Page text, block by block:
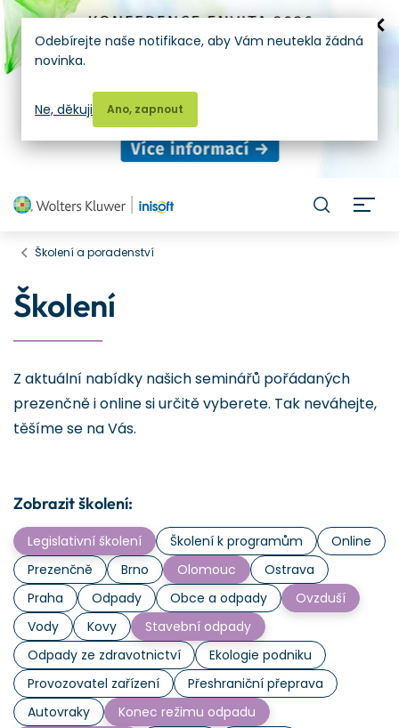
Školení a poradenství
Školení
Z aktuální nabídky našich seminářů pořádaných
prezenčně i online si určitě vyberete. Tak neváhejte,
těšíme se na Vás.
Zobrazit školení:
Legislativní školení Školení k programům
Online
Prezenčně
Brno Olomouc
Ostrava
Praha
Odpady Obce a odpady
Ovzduší
Vody
Kovy
Stavební odpady
Odpady ze zdravotnictví
Ekologie podniku
Provozovatel zařízení
Přeshraniční přeprava
Autovraky
Konec režimu odpadu
Odebírejte naše notifikace, aby Vám neutekla žádná
novinka.
Ano, zapnout
Ne, děkuji